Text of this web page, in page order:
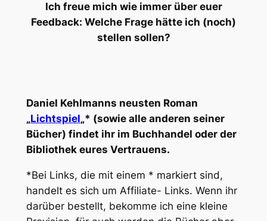
Ich freue mich wie immer über euer
Feedback: Welche Frage hätte ich (noch)
stellen sollen?
Daniel Kehlmanns neusten Roman
„Lichtspiel„* (sowie alle anderen seiner
Bücher) findet ihr im Buchhandel oder der
Bibliothek eures Vertrauens.
*Bei Links, die mit einem * markiert sind,
handelt es sich um Affiliate- Links. Wenn ihr
darüber bestellt, bekomme ich eine kleine